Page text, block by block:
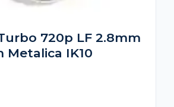
720p LF 2.8mm
Metalica IK10